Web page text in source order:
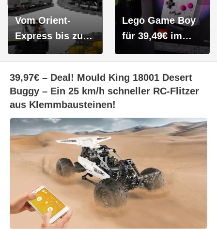
Vom Orient-
Express bis zum
Güterzug: Die
Eisenbahn-Sets -
Perfekte
Lego Game Boy
für 39,49€ im
Test: Fast
nicht das Button-
Gefrickel wäre...
39,97€ – Deal! Mould King 18001 Desert
Buggy – Ein 25 km/h schneller RC-Flitzer
aus Klemmbausteinen!